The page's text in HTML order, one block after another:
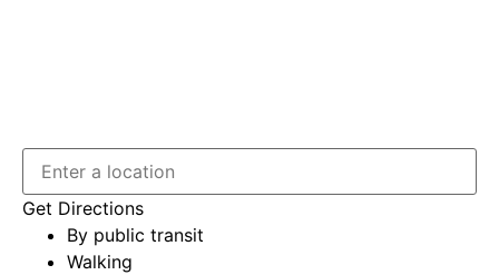
Get Directions
By public transit
Walking